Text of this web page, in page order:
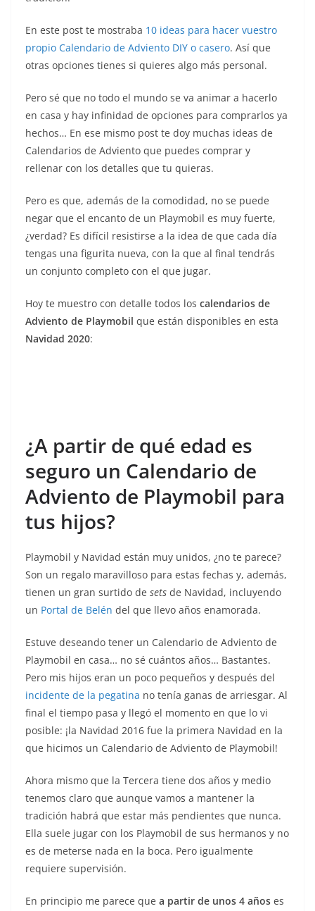
En este post te mostraba 10 ideas para hacer vuestro
propio Calendario de Adviento DIY o casero. Así que
otras opciones tienes si quieres algo más personal.
Pero sé que no todo el mundo se va animar a hacerlo
en casa y hay infinidad de opciones para comprarlos ya
hechos… En ese mismo post te doy muchas ideas de
Calendarios de Adviento que puedes comprar y
rellenar con los detalles que tu quieras.
Pero es que, además de la comodidad, no se puede
negar que el encanto de un Playmobil es muy fuerte,
¿verdad? Es difícil resistirse a la idea de que cada día
tengas una figurita nueva, con la que al final tendrás
un conjunto completo con el que jugar.
Hoy te muestro con detalle todos los calendarios de
Adviento de Playmobil que están disponibles en esta
Navidad 2020:
¿A partir de qué edad es
seguro un Calendario de
Adviento de Playmobil para
tus hijos?
Playmobil y Navidad están muy unidos, ¿no te parece?
Son un regalo maravilloso para estas fechas y, además,
tienen un gran surtido de sets de Navidad, incluyendo
un Portal de Belén del que llevo años enamorada.
Estuve deseando tener un Calendario de Adviento de
Playmobil en casa… no sé cuántos años… Bastantes.
Pero mis hijos eran un poco pequeños y después del
incidente de la pegatina no tenía ganas de arriesgar. Al
final el tiempo pasa y llegó el momento en que lo vi
posible: ¡la Navidad 2016 fue la primera Navidad en la
que hicimos un Calendario de Adviento de Playmobil!
Ahora mismo que la Tercera tiene dos años y medio
tenemos claro que aunque vamos a mantener la
tradición habrá que estar más pendientes que nunca.
Ella suele jugar con los Playmobil de sus hermanos y no
es de meterse nada en la boca. Pero igualmente
requiere supervisión.
En principio me parece que a partir de unos 4 años es